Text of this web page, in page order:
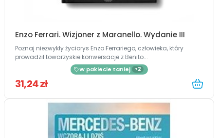
Enzo Ferrari. Wizjoner z Maranello. Wydanie III
Poznaj niezwykły życiorys Enzo Ferrariego, człowieka, który
prowadził towarzyskie konwersacje z Benito...
W pakiecie taniej +2
31,24 zł